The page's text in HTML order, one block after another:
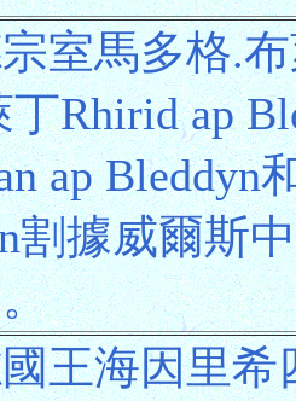
室馬多格.
Rhirid ap
ap
割據威爾斯
。
王海因里